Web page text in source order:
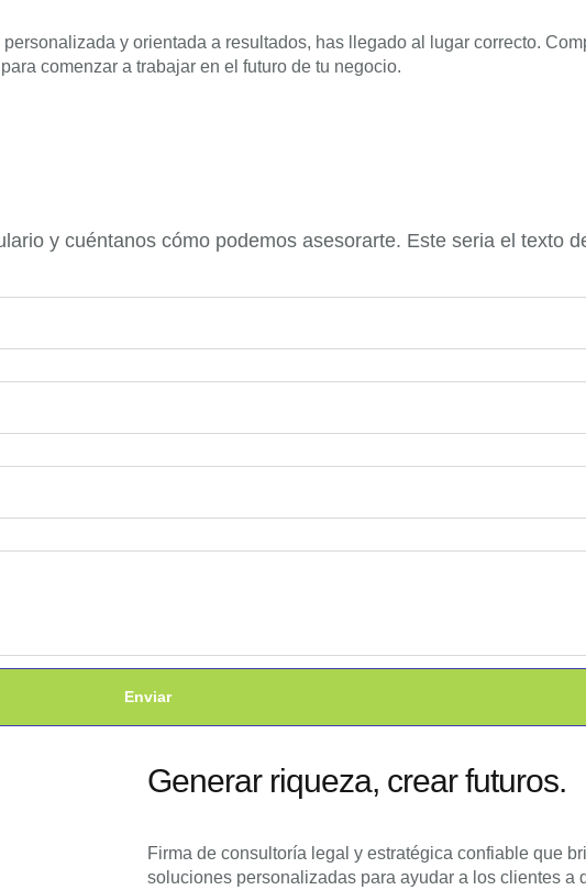
y orientada a resultados, has llegado al lugar correcto.
comenzar a trabajar en el futuro de tu negocio.
y cuéntanos cómo podemos asesorarte. Este seria el texto
Enviar
Generar riqueza, crear futuros.
Firma de consultoría legal y estratégica confiable que
soluciones personalizadas para ayudar a los clientes a